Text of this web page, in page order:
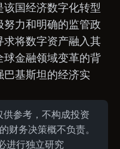
国经济数字化转型
力和明确的监管政
将数字资产融入其
金融领域变革的背
基斯坦的经济实
参考，不构成投资
财务决策概不负责。
进行独立研究